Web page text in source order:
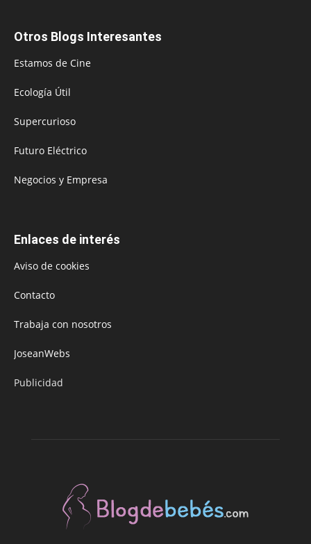
Otros Blogs Interesantes
Estamos de Cine
Ecología Útil
Supercurioso
Futuro Eléctrico
Negocios y Empresa
Enlaces de interés
Aviso de cookies
Contacto
Trabaja con nosotros
JoseanWebs
Publicidad